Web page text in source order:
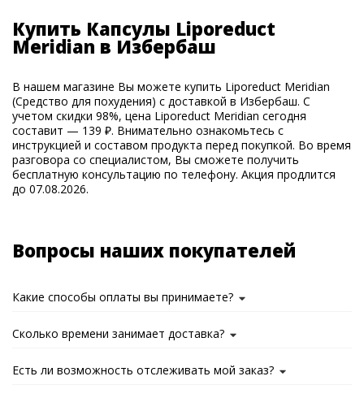
Купить Капсулы Liporeduct
Meridian в Избербаш
В нашем магазине Вы можете купить Liporeduct Meridian
(Средство для похудения) с доставкой в Избербаш. С
учетом скидки 98%, цена Liporeduct Meridian сегодня
составит — 139 ₽. Внимательно ознакомьтесь с
инструкцией и составом продукта перед покупкой. Во время
разговора со специалистом, Вы сможете получить
бесплатную консультацию по телефону. Акция продлится
до 07.08.2026.
Вопросы наших покупателей
Какие способы оплаты вы принимаете?
Сколько времени занимает доставка?
Есть ли возможность отслеживать мой заказ?